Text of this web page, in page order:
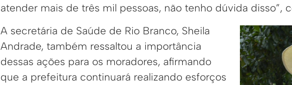
atender mais de três mil pessoas, não tenho dúvida disso”,
A secretária de Saúde de Rio Branco, Sheila
Andrade, também ressaltou a importância
dessas ações para os moradores, afirmando
que a prefeitura continuará realizando esforços